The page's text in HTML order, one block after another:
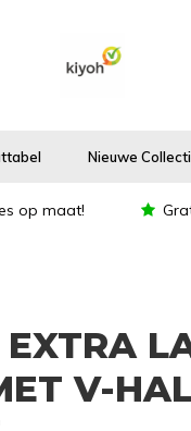
Nieuwe
op maat!
V-